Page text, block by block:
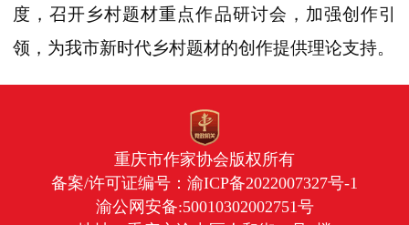
度，召开乡村题材重点作品研讨会，加强创作引
领，为我市新时代乡村题材的创作提供理论支持。
重庆市作家协会版权所有
备案/许可证编号： 渝ICP备2022007327号-1
渝公网安备:50010302002751号